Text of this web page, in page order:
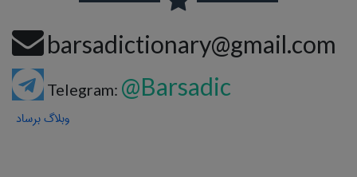
barsadictionary@gmail.com
Telegram: @Barsadic
وبلاگ برساد